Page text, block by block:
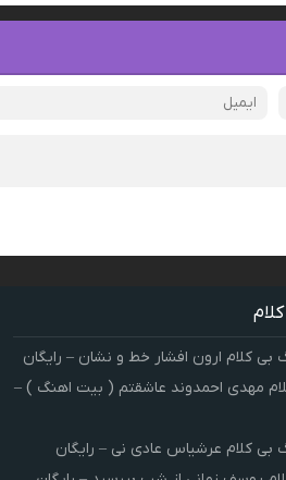
بی کلام ارون افشار خط و نشان – رایگان
مهدی احمدوند عاشقتم ( بیت اهنگ ) –
بی کلام عرشیاس عادی نی – رایگان